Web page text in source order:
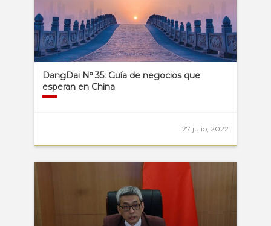
DangDai Nº 35: Guía de negocios que
esperan en China
27 julio, 2022